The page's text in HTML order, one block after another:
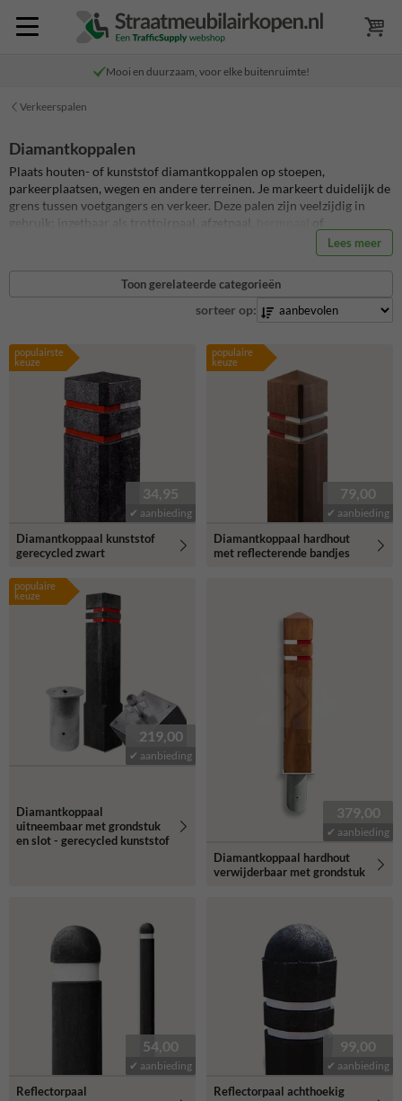
Mooi en duurzaam, voor elke buitenruimte!
Verkeerspalen
Diamantkoppalen
Plaats houten- of kunststof diamantkoppalen op stoepen,
parkeerplaatsen, wegen en andere terreinen. Je markeert duidelijk de
grens tussen voetgangers en verkeer. Deze palen zijn veelzijdig in
gebruik: inzetbaar als trottoirpaal, afzetpaal,
of
reflectorpaal. Door de rood-witte reflecterende banden blijven ze
goed zichtbaar bij donker en slecht weer, ook op plekken zonder
straatverlichting.De kunststof uitvoering is stevig, onderhoudsvrij en
valt op. De kunststof diamantkoppaal is niet voor niets de meest
toegepaste paal in het Nederlandse straatbeeld.
Lees meer
Toon gerelateerde categorieën
sorteer op:
populairste
keuze
34,95
✔ aanbieding
Diamantkoppaal kunststof
gerecycled zwart
populaire
keuze
79,00
✔ aanbieding
Diamantkoppaal hardhout
met reflecterende bandjes
populaire
keuze
219,00
✔ aanbieding
Diamantkoppaal
uitneembaar met grondstuk
en slot - gerecycled kunststof
379,00
✔ aanbieding
Diamantkoppaal hardhout
verwijderbaar met grondstuk
54,00
✔ aanbieding
Reflectorpaal
99,00
✔ aanbieding
Reflectorpaal achthoekig